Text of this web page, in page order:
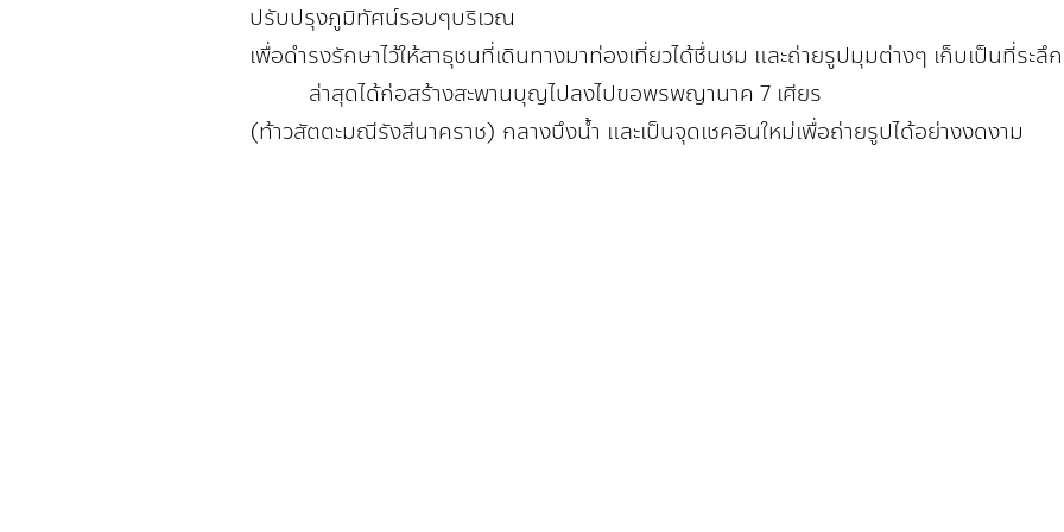
ปรับปรุงภูมิทัศน์รอบๆบริเวณ
เพื่อดำรงรักษาไว้ให้สาธุชนที่เดินทางมาท่องเที่ยวได้ชื่นชม และถ่ายรูปมุมต่างๆ เก็บเป็นที่ระลึก
ล่าสุดได้ก่อสร้างสะพานบุญไปลงไปขอพรพญานาค 7 เศียร
(ท้าวสัตตะมณีรังสีนาคราช) กลางบึงน้ำ และเป็นจุดเชคอินใหม่เพื่อถ่ายรูปได้อย่างงดงาม